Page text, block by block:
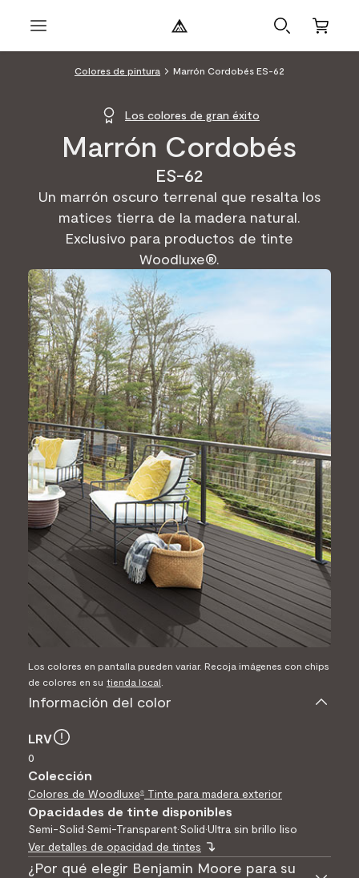
Colores de pintura Marrón Cordobés ES-62
Los colores de gran éxito
Marrón Cordobés
ES-62
Un marrón oscuro terrenal que resalta los
matices tierra de la madera natural.
Exclusivo para productos de tinte
Woodluxe®.
Los colores en pantalla pueden variar. Recoja imágenes con chips
de colores en su tienda local
Información del color
LRV
0
Colección
Colores de Woodluxe® Tinte para madera exterior
Opacidades de tinte disponibles
Semi-Solid•Semi-Transparent•Solid•Ultra sin brillo liso
Ver detalles de opacidad de tintes
¿Por qué elegir Benjamin Moore para su